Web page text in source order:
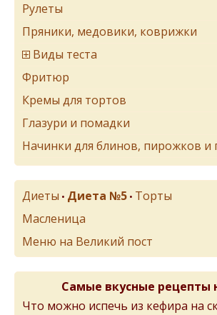
Рулеты
Пряники, медовики, коврижки
Виды теста
Фритюр
Кремы для тортов
Глазури и помадки
Начинки для блинов, пирожков и
Диеты • Диета №5 • Торты
Масленица
Меню на Великий пост
Самые вкусные рецепты
Что можно испечь из кефира на